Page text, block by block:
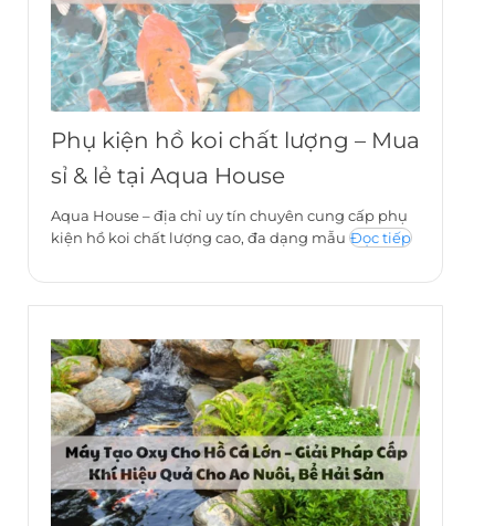
Phụ kiện hồ koi chất lượng – Mua
sỉ & lẻ tại Aqua House
Aqua House – địa chỉ uy tín chuyên cung cấp phụ
kiện hồ koi chất lượng cao, đa dạng mẫu Đọc tiếp